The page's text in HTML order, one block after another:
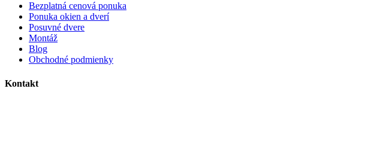
Bezplatná cenová ponuka
Ponuka okien a dverí
Posuvné dvere
Montáž
Blog
Obchodné podmienky
Kontakt